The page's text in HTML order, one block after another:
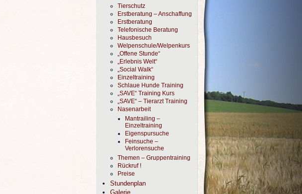
Tierschutz
Erstberatung – Anschaffung
Erstberatung
Telefonische Beratung
Hausbesuch
Welpenschule/Welpenkurs
„Offene Stunde“
„Erlebnis Welt“
„Social Walk“
Einzeltraining
Schlaue Hunde Training
„SAVE“ Training Kurs
„SAVE“ – Tierarzt Training
Nasenarbeit
Mantrailing –
Einzeltraining
Eigenspursuche
Feinsuche –
Verlorensuche
Themen – Gruppentraining
Rückruf !
Preise
Stundenplan
Galerie